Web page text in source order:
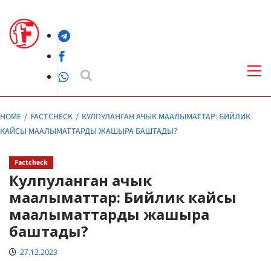
content
Telegram
Facebook
WhatsApp
HOME FACTCHECK
КУЛПУЛАНГАН АЧЫК МААЛЫМАТТАР: БИЙЛИК
КАЙСЫ МААЛЫМАТТАРДЫ ЖАШЫРА БАШТАДЫ?
Factcheck
Кулпуланган ачык
маалыматтар: Бийлик кайсы
маалыматтарды жашыра
баштады?
27.12.2023